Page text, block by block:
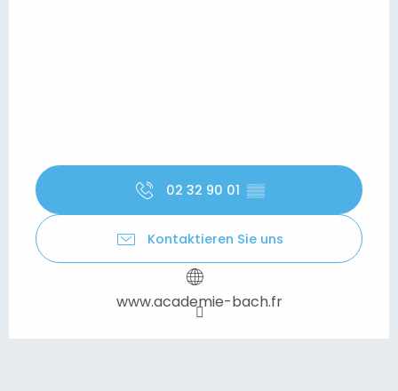
02 32 90 01 ▒▒
Kontaktieren Sie uns
www.academie-bach.fr